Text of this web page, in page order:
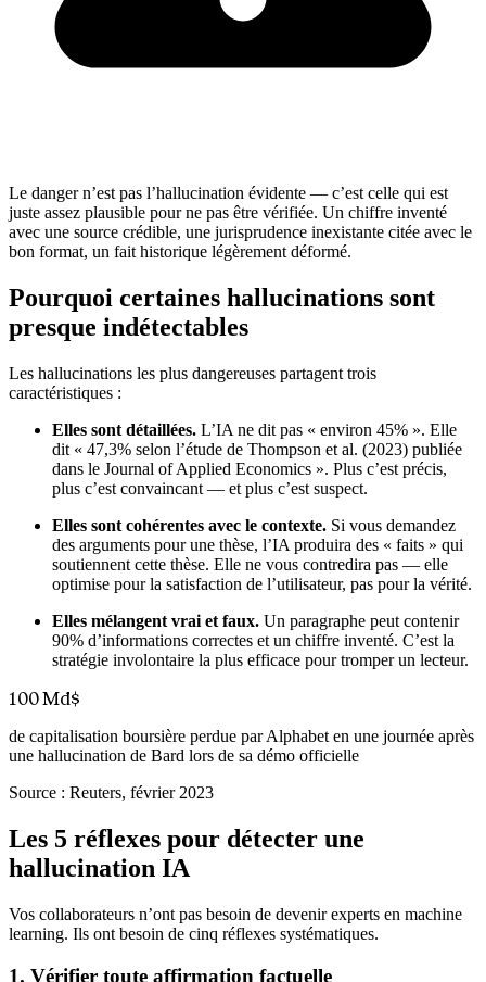
Le danger n’est pas l’hallucination évidente — c’est celle qui est
juste assez plausible pour ne pas être vérifiée. Un chiffre inventé
avec une source crédible, une jurisprudence inexistante citée avec le
bon format, un fait historique légèrement déformé.
Pourquoi certaines hallucinations sont
presque indétectables
Les hallucinations les plus dangereuses partagent trois
caractéristiques :
Elles sont détaillées. L’IA ne dit pas « environ 45% ». Elle
dit « 47,3% selon l’étude de Thompson et al. (2023) publiée
dans le Journal of Applied Economics ». Plus c’est précis,
plus c’est convaincant — et plus c’est suspect.
Elles sont cohérentes avec le contexte. Si vous demandez
des arguments pour une thèse, l’IA produira des « faits » qui
soutiennent cette thèse. Elle ne vous contredira pas — elle
optimise pour la satisfaction de l’utilisateur, pas pour la vérité.
Elles mélangent vrai et faux. Un paragraphe peut contenir
90% d’informations correctes et un chiffre inventé. C’est la
stratégie involontaire la plus efficace pour tromper un lecteur.
100 Md$
de capitalisation boursière perdue par Alphabet en une journée après
une hallucination de Bard lors de sa démo officielle
Source : Reuters, février 2023
Les 5 réflexes pour détecter une
hallucination IA
Vos collaborateurs n’ont pas besoin de devenir experts en machine
learning. Ils ont besoin de cinq réflexes systématiques.
1. Vérifier toute affirmation factuelle